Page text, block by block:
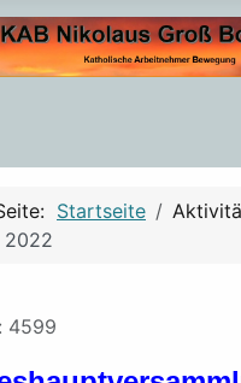
Startseite
2022
4599